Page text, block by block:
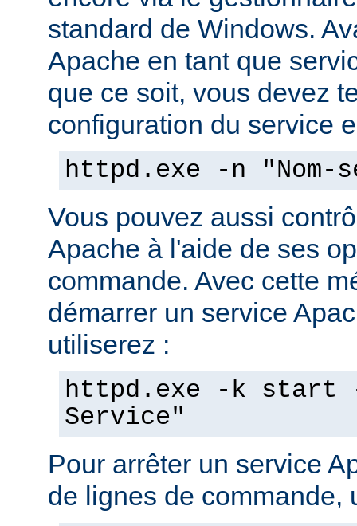
standard de Windows.
Apache en tant que
que ce soit, vous devez
configuration du service
httpd.exe -n
Vous pouvez aussi
Apache à l'aide de ses
commande. Avec cette
démarrer un service
utiliserez :
httpd.exe -k start -
Service"
Pour arrêter un service
de lignes de commande,